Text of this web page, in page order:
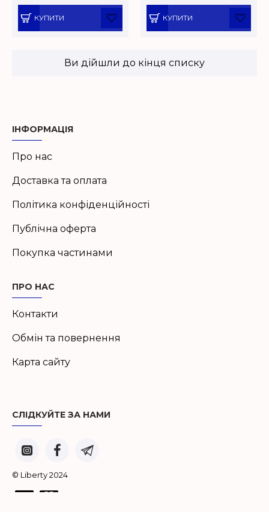
КУПИТИ КУПИТИ
Ви дійшли до кінця списку
ІНФОРМАЦІЯ
Про нас
Доставка та оплата
Політика конфіденційності
Публічна оферта
Покупка частинами
ПРО НАС
Контакти
Обмін та повернення
Карта сайту
СЛІДКУЙТЕ ЗА НАМИ
© Liberty 2024